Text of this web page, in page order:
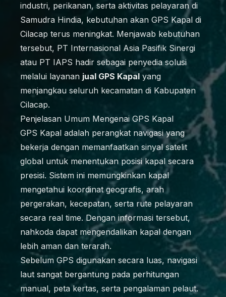
industri, perikanan, serta aktivitas pelayaran di
Samudra Hindia, kebutuhan akan GPS Kapal di
Cilacap terus meningkat. Menjawab kebutuhan
tersebut, PT Internasional Asia Pasifik Sinergi
atau PT IAPS hadir sebagai penyedia solusi
melalui layanan jual GPS Kapal yang
menjangkau seluruh kecamatan di Kabupaten
Cilacap.
Penjelasan Umum Mengenai GPS Kapal
GPS Kapal adalah perangkat navigasi yang
bekerja dengan memanfaatkan sinyal satelit
global untuk menentukan posisi kapal secara
presisi. Sistem ini memungkinkan kapal
mengetahui koordinat geografis, arah
pergerakan, kecepatan, serta rute pelayaran
secara real time. Dengan informasi tersebut,
nahkoda dapat mengendalikan kapal dengan
lebih aman dan terarah.
Sebelum GPS digunakan secara luas, navigasi
laut sangat bergantung pada perhitungan
manual, peta kertas, serta pengalaman pelaut.